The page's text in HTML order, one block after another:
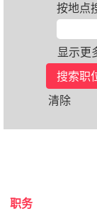
按地点
显示更
清除
职务